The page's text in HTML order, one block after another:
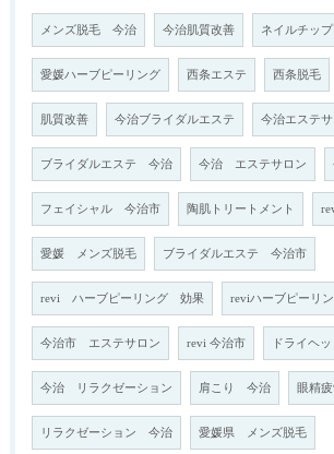
メンズ脱毛 今治 今治肌質改善 ネイルチップ
愛媛ハーブピーリング 西条エステ 西条脱毛
肌質改善 今治ブライダルエステ 今治エステサ
ブライダルエステ 今治 今治 エステサロン
フェイシャル 今治市 陶肌トリートメント
愛媛 メンズ脱毛 ブライダルエステ 今治市
revi ハーブピーリング 効果 reviハーブピーリ
今治市 エステサロン revi 今治市 ドライヘ
今治 リラクゼーション 肩こり 今治 眼精
リラクゼーション 今治 愛媛県 メンズ脱毛